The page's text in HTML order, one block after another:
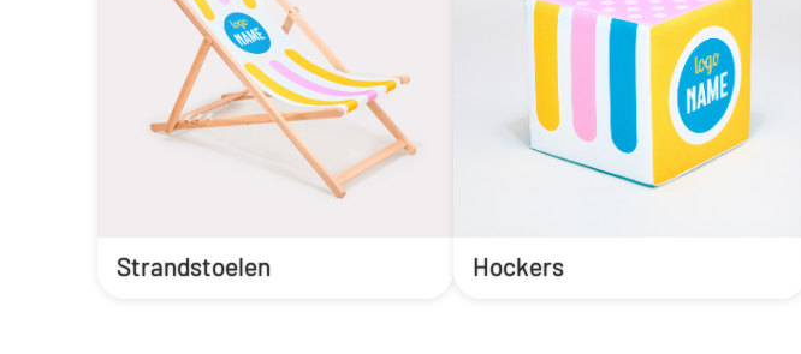
Strandstoelen Hockers